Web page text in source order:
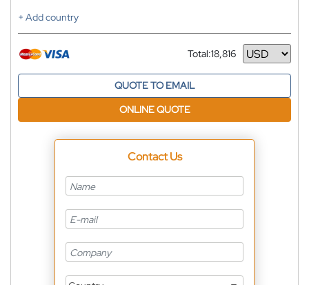
+ Add country
Total:18,816
Currency
QUOTE TO EMAIL
ONLINE QUOTE
Contact Us